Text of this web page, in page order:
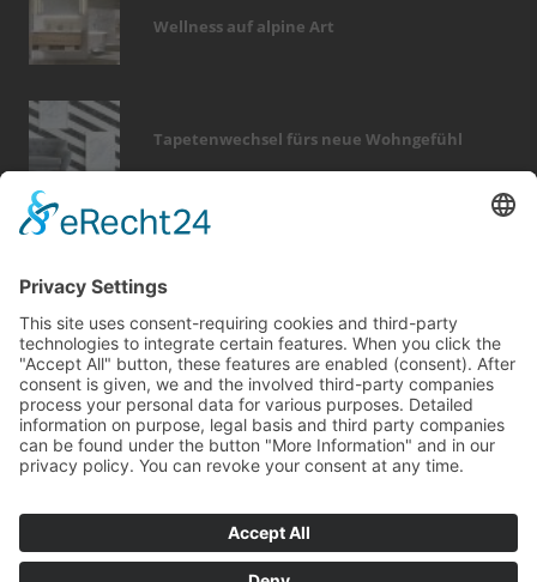
Wellness auf alpine Art
Tapetenwechsel fürs neue Wohngefühl
fliesen fußboden holz outdoor
kamin
möbel
feuer entfeuchtung
rund ums haus
finanzierung
keller immobilien
renovieren
wintergarten
beratung fenster zaun
garten